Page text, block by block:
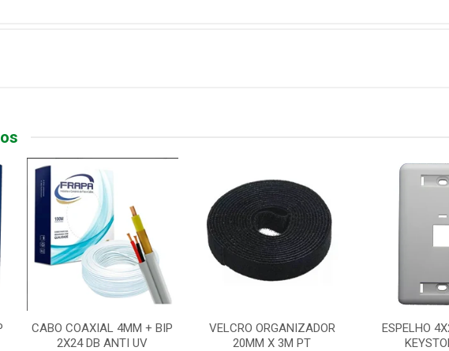
CABO COAXIAL 4MM + BIP
2X24 DB ANTI UV
VELCRO ORGANIZADOR
20MM X 3M PT
ESPELHO